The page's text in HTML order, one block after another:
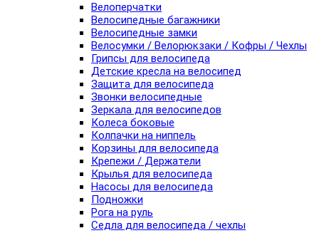
Велоперчатки
Велосипедные багажники
Велосипедные замки
Велосумки / Велорюкзаки / Кофры / Чехлы
Грипсы для велосипеда
Детские кресла на велосипед
Защита для велосипеда
Звонки велосипедные
Зеркала для велосипедов
Колеса боковые
Колпачки на ниппель
Корзины для велосипеда
Крепежи / Держатели
Крылья для велосипеда
Насосы для велосипеда
Подножки
Рога на руль
Седла для велосипеда / чехлы